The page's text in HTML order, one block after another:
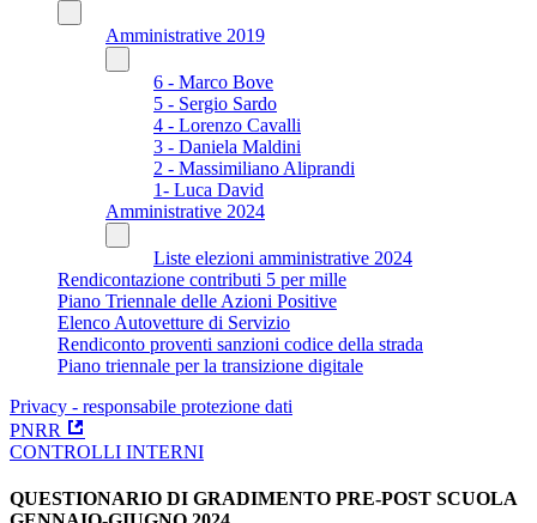
Amministrative 2019
6 - Marco Bove
5 - Sergio Sardo
4 - Lorenzo Cavalli
3 - Daniela Maldini
2 - Massimiliano Aliprandi
1- Luca David
Amministrative 2024
Liste elezioni amministrative 2024
Rendicontazione contributi 5 per mille
Piano Triennale delle Azioni Positive
Elenco Autovetture di Servizio
Rendiconto proventi sanzioni codice della strada
Piano triennale per la transizione digitale
Privacy - responsabile protezione dati
PNRR
CONTROLLI INTERNI
QUESTIONARIO DI GRADIMENTO PRE-POST SCUOLA